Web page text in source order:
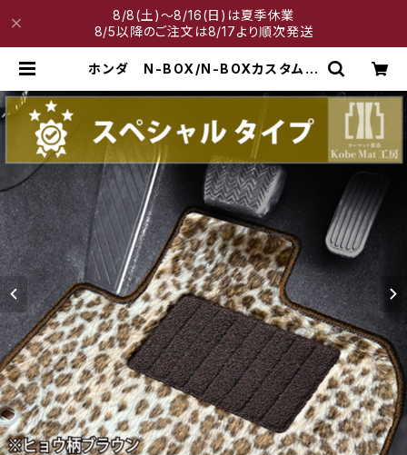
8/8(土)～8/16(日)は夏季休業
8/5以降のご注文は8/17より順次発送
ホンダ N-BOX/N-BOXカスタム
ット一式 カーマット スペシャルタ